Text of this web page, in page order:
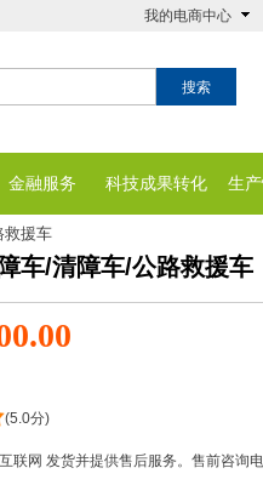
我的电商中心
金融服务 科技成果转化 生
救援车
车/清障车/公路救援车
(5.0分)
联网 发货并提供售后服务。售前咨询电